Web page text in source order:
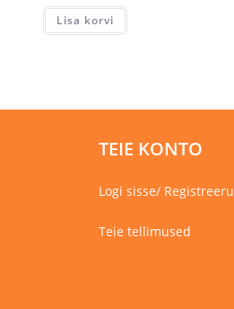
Lisa korvi
TEIE KONTO
Logi sisse/ Registreeru
Teie tellimused